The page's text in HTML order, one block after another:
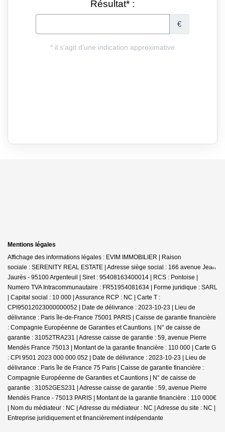
Mentions légales
Affichage des informations légales : EVIM IMMOBILIER | Raison
sociale : SERENITY REAL ESTATE | Adresse siège social : 166 avenue Jean
Jaurès - 95100 Argenteuil | Siret : 95408163400014 | RCS : Pontoise |
Numero TVA Intracommunautaire : FR51954081634 | Forme juridique : SARL
| Capital social : 10 000 | Assurance RCP : NC | Carte T :
CPI95012023000000052 | Date de délivrance : 2023-10-23 | Lieu de
délivrance : Paris île-de-France 75001 PARIS | Caisse de garantie financière
: Compagnie Européenne de Garanties et Cauntions. | N° de caisse de
garantie : 31052TRA231 | Adresse caisse de garantie : 59, avenue Pierre
Mendès France 75013 | Montant de la garantie financière : 110 000 | Carte G
: CPI 9501 2023 000 000 052 | Date de délivrance : 2023-10-23 | Lieu de
délivrance : Paris île de France 75 Paris | Caisse de garantie financière :
Compagnie Européenne de Garanties et Cauntions | N° de caisse de
garantie : 31052GES231 | Adresse caisse de garantie : 59, avenue Pierre
Mendès France - 75013 PARIS | Montant de la garantie financière : 110 000€
| Nom du médiateur : NC | Adresse du médiateur : NC | Adresse du site : NC |
Entreprise juridiquement et financièrement indépendante